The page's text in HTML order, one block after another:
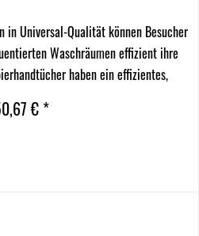
in Universal-Qualität können Besucher
Waschräumen effizient ihre
haben ein effizientes,
€ *